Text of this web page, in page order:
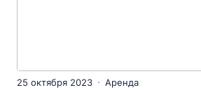
25 октября 2023
Аренда